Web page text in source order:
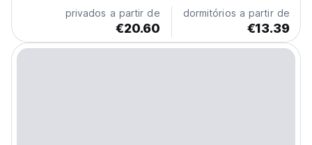
privados a partir de
€20.60
dormitórios a partir de
€13.39